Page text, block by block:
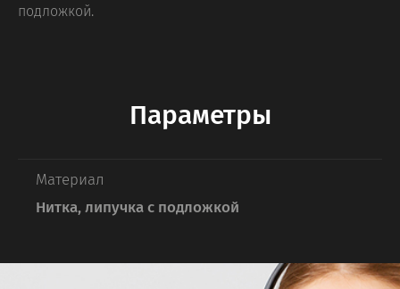
подложкой.
Параметры
Материал
Нитка, липучка с подложкой